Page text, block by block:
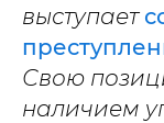
выступает
Свою
наличием